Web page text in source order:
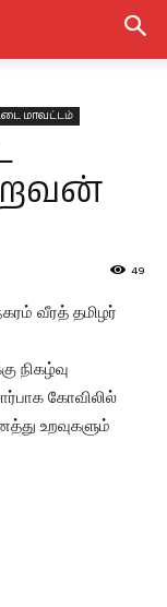
மாவட்டம்
49
வீரத் தமிழர்
நிகழ்வு
கோவிலில்
உறவுகளும்